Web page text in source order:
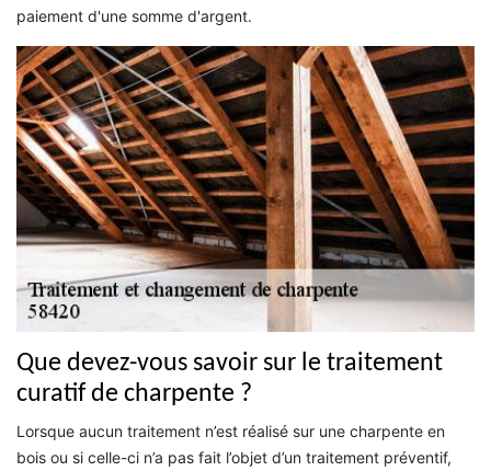
paiement d'une somme d'argent.
Que devez-vous savoir sur le traitement
curatif de charpente ?
Lorsque aucun traitement n’est réalisé sur une charpente en
bois ou si celle-ci n’a pas fait l’objet d’un traitement préventif,